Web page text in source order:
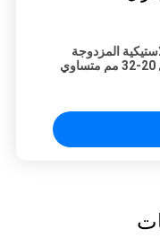
المزدوجة
الكوع الأنثوي الطويل 20-32 مم متساوي